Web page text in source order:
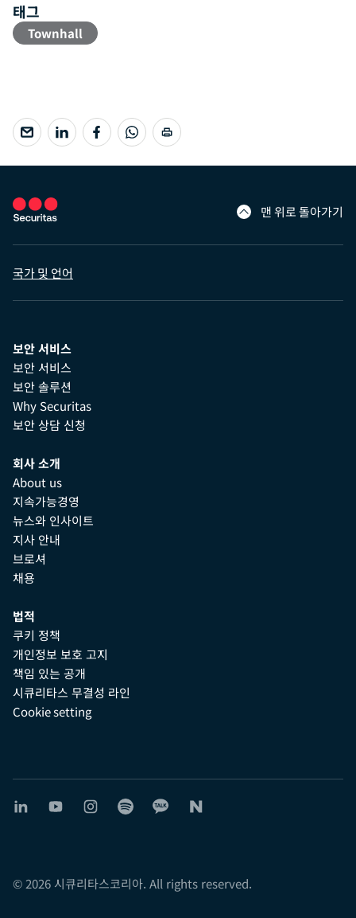
태그
Townhall
맨 위로 돌아가기
국가 및 언어
보안 서비스
보안 서비스
보안 솔루션
Why Securitas
보안 상담 신청
회사 소개
About us
지속가능경영
뉴스와 인사이트
지사 안내
브로셔
채용
법적
쿠키 정책
개인정보 보호 고지
책임 있는 공개
시큐리타스 무결성 라인
Cookie setting
© 2026 시큐리타스코리아. All rights reserved.